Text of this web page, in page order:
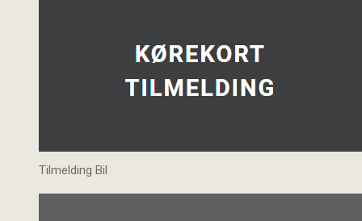
Tilmelding Bil